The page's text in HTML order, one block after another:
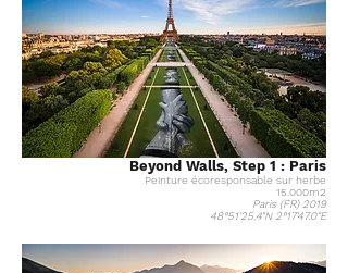
Beyond Walls, Step 1 : Paris
Peinture écoresponsable sur herbe
15.000m2
Paris (FR) 2019
48°51'25.4"N 2°17'47.0"E